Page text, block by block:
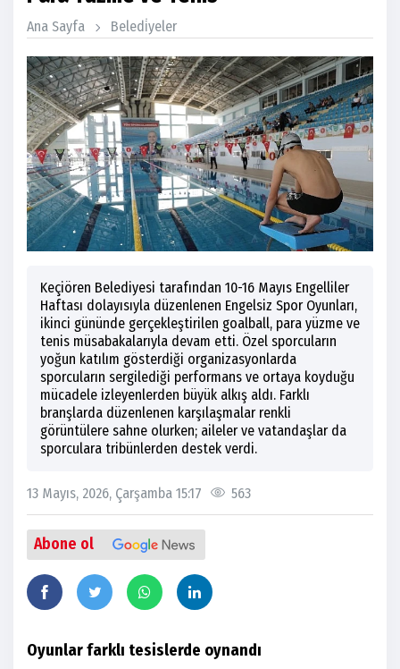
Ana Sayfa Beledi̇yeler
Keçiören Belediyesi tarafından 10-16 Mayıs Engelliler
Haftası dolayısıyla düzenlenen Engelsiz Spor Oyunları,
ikinci gününde gerçekleştirilen goalball, para yüzme ve
tenis müsabakalarıyla devam etti. Özel sporcuların
yoğun katılım gösterdiği organizasyonlarda
sporcuların sergilediği performans ve ortaya koyduğu
mücadele izleyenlerden büyük alkış aldı. Farklı
branşlarda düzenlenen karşılaşmalar renkli
görüntülere sahne olurken; aileler ve vatandaşlar da
sporculara tribünlerden destek verdi.
13 Mayıs, 2026, Çarşamba 15:17 563
Abone ol
Oyunlar farklı tesislerde oynandı